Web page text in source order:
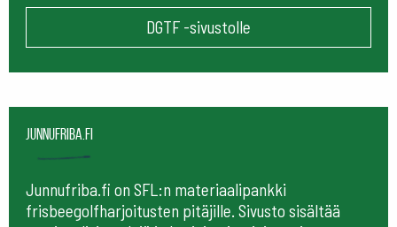
DGTF -sivustolle
Junnufriba.fi
Junnufriba.fi on SFL:n materiaalipankki
frisbeegolfharjoitusten pitäjille. Sivusto sisältää